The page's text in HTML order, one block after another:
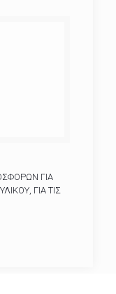
ΓΙΑ
ΓΙΑ ΤΙΣ